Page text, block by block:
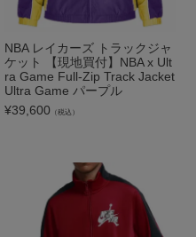
NBA レイカーズ トラックジャ
ケット 【現地買付】NBA x Ult
ra Game Full-Zip Track Jacket
Ultra Game パープル
¥39,600 （税込）